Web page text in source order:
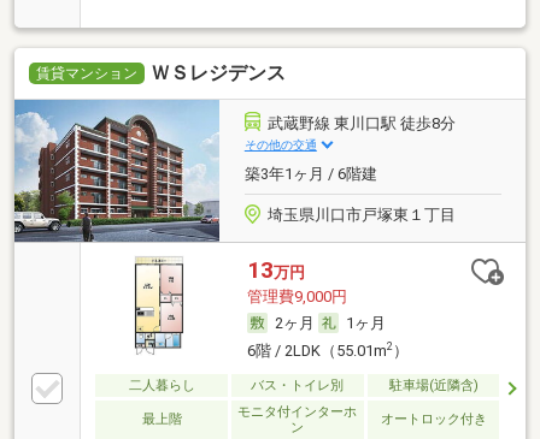
賃貸マンション ＷＳレジデンス
武蔵野線 東川口駅 徒歩8分
その他の交通
築3年1ヶ月 / 6階建
埼玉県川口市戸塚東１丁目
13万円
管理費9,000円
2ヶ月
1ヶ月
6階 / 2LDK（55.01m2）
二人暮らし バス・トイレ別 駐車場(近隣含)
最上階
モニタ付インターホ
ン
オートロック付き